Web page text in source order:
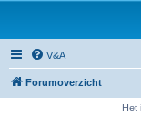
V&A
Forumoverzicht
Het